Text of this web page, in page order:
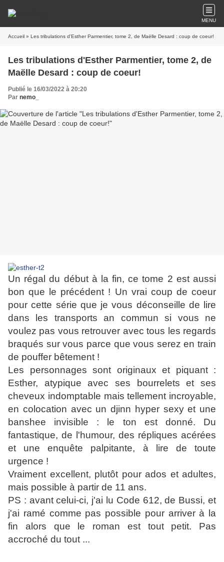
MENU
Accueil » Les tribulations d'Esther Parmentier, tome 2, de Maëlle Desard : coup de coeur!
Les tribulations d'Esther Parmentier, tome 2, de
Maëlle Desard : coup de coeur!
Publié le 16/03/2022 à 20:20
Par nemo_
Un régal du début à la fin, ce tome 2 est aussi
bon que le précédent ! Un vrai coup de coeur
pour cette série que je vous déconseille de lire
dans les transports an commun si vous ne
voulez pas vous retrouver avec tous les regards
braqués sur vous parce que vous serez en train
de pouffer bêtement !
Les personnages sont originaux et piquant :
Esther, atypique avec ses bourrelets et ses
cheveux indomptable mais tellement incroyable,
en colocation avec un djinn hyper sexy et une
banshee invisible : le ton est donné. Du
fantastique, de l'humour, des répliques acérées
et une enquête palpitante, à lire de toute
urgence !
Vraiment excellent, plutôt pour ados et adultes,
mais possible à partir de 11 ans.
PS : avant celui-ci, j'ai lu Code 612, de Bussi, et
j'ai ramé comme pas possible pour arriver à la
fin alors que le roman est tout petit. Pas
accroché du tout ...